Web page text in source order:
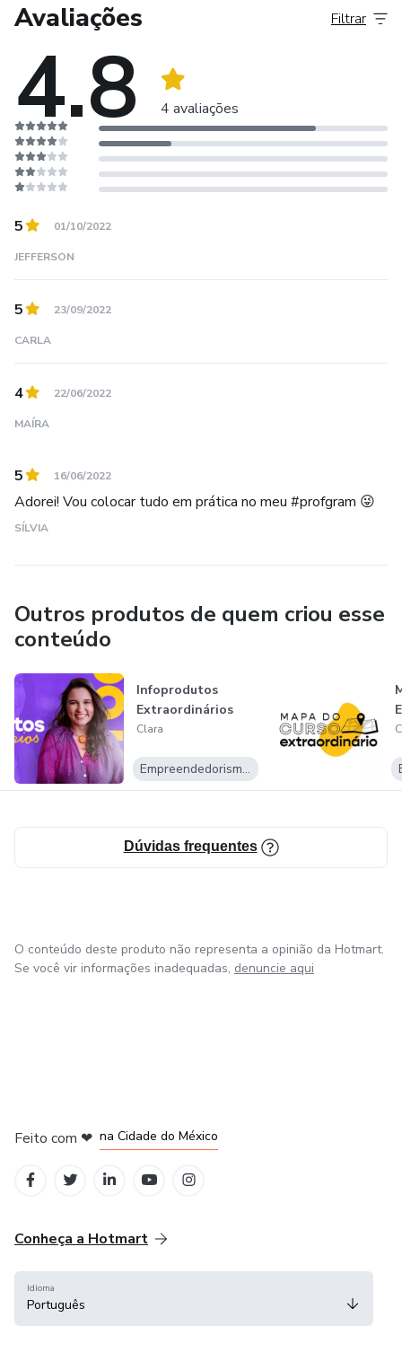
Avaliações
4.8 4 avaliações
Filtrar
5 01/10/2022
JEFFERSON
5 23/09/2022
CARLA
4 22/06/2022
MAÍRA
5 16/06/2022
Adorei! Vou colocar tudo em prática no meu #profgram 😜
SÍLVIA
Outros produtos de quem criou esse
conteúdo
Infoprodutos
Extraordinários
Clara
Empreendedorismo Digital
Dúvidas frequentes
O conteúdo deste produto não representa a opinião da Hotmart.
Se você vir informações inadequadas, denuncie aqui
Feito com ❤ na Cidade do México
Conheça a Hotmart
Idioma
Português